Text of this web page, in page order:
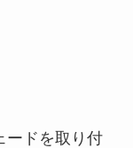
ードを取り付